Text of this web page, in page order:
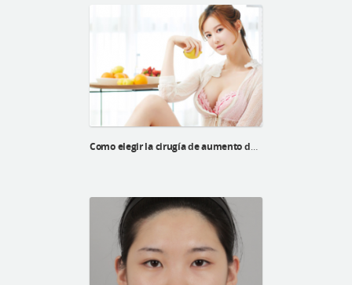
Como elegir la cirugía de aumento de bustos